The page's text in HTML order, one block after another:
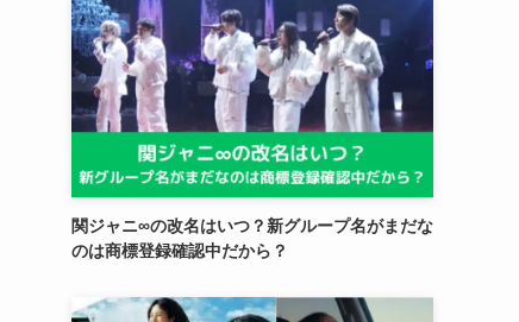
関ジャニ∞の改名はいつ？新グループ名がまだな
のは商標登録確認中だから？